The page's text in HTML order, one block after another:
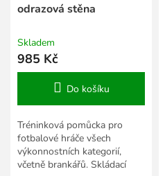
odrazová stěna
Skladem
985 Kč
Do košíku
Tréninková pomůcka pro
fotbalové hráče všech
výkonnostních kategorií,
včetně brankářů. Skládací